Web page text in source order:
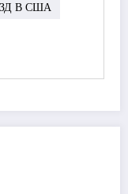
В США